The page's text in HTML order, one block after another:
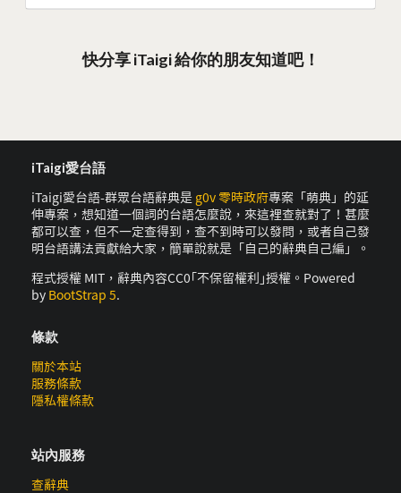
快分享 iTaigi 給你的朋友知道吧！
iTaigi愛台語
iTaigi愛台語-群眾台語辭典是 g0v 零時政府專案「萌典」的延
伸專案，想知道一個詞的台語怎麼說，來這裡查就對了！甚麼
都可以查，但不一定查得到，查不到時可以發問，或者自己發
明台語講法貢獻給大家，簡單說就是「自己的辭典自己編」。
程式授權 MIT，辭典內容CC0｢不保留權利｣授權。Powered
by BootStrap 5.
條款
關於本站
服務條款
隱私權條款
站內服務
查辭典